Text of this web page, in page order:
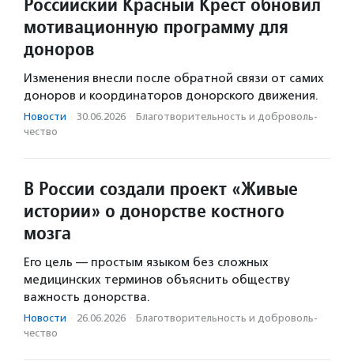
мотивационную программу для
доноров
Изменения внесли после обратной связи от самих
доноров и координаторов донорского движения.
Новости · 30.06.2026 · Благотвори­тель­ность и доброволь­
чест­во
В России создали проект «Живые
истории» о донорстве костного
мозга
Его цель — простым языком без сложных
медицинских терминов объяснить обществу
важность донорства.
Новости · 26.06.2026 · Благотвори­тель­ность и доброволь­
чест­во